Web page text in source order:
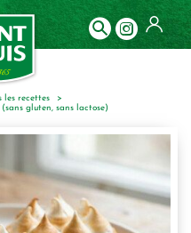
les recettes
gluten, sans lactose)